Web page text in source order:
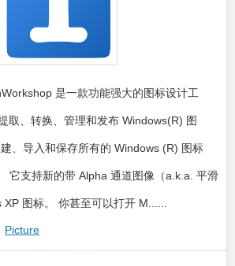
是一款功能强大的图标设计工
取、转换、管理和发布 Windows(R) 图
、导入和保存所有的 Windows (R) 图标
它支持新的带 Alpha 通道图像（a.k.a. 平滑
图标。 你甚至可以打开 M......
Picture